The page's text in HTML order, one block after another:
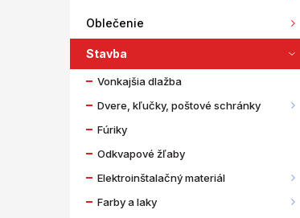
Oblečenie
Stavba
Vonkajšia dlažba
Dvere, kľučky, poštové schránky
Fúriky
Odkvapové žľaby
Elektroinštalačný materiál
Farby a laky